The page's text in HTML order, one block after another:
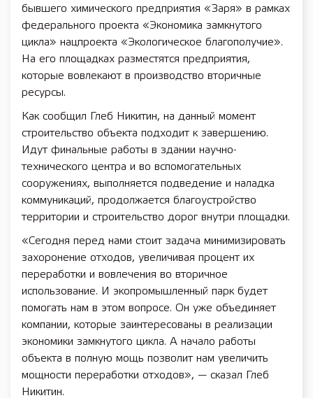
бывшего химического предприятия «Заря» в рамках
федерального проекта «Экономика замкнутого
цикла» нацпроекта «Экологическое благополучие».
На его площадках разместятся предприятия,
которые вовлекают в производство вторичные
ресурсы.
Как сообщил Глеб Никитин, на данный момент
строительство объекта подходит к завершению.
Идут финальные работы в здании научно-
технического центра и во вспомогательных
сооружениях, выполняется подведение и наладка
коммуникаций, продолжается благоустройство
территории и строительство дорог внутри площадки.
«Сегодня перед нами стоит задача минимизировать
захоронение отходов, увеличивая процент их
переработки и вовлечения во вторичное
использование. И экопромышленный парк будет
помогать нам в этом вопросе. Он уже объединяет
компании, которые заинтересованы в реализации
экономики замкнутого цикла. А начало работы
объекта в полную мощь позволит нам увеличить
мощности переработки отходов», — сказал Глеб
Никитин.